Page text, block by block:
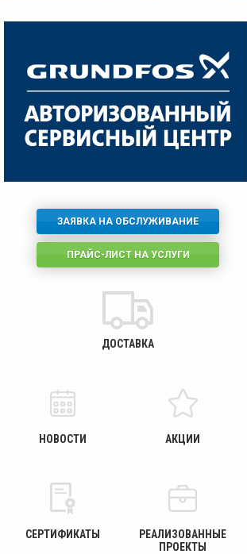
ЗАЯВКА НА ОБСЛУЖИВАНИЕ
ПРАЙС-ЛИСТ НА УСЛУГИ
ДОСТАВКА
НОВОСТИ АКЦИИ
СЕРТИФИКАТЫ
РЕАЛИЗОВАННЫЕ
ПРОЕКТЫ